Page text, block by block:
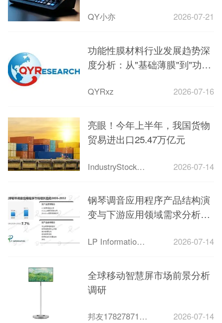
QY小亦 2026-07-21
功能性膜材料行业发展趋势深
度分析：从"基础薄膜"到"功能
QYRxz 2026-07-16
亮眼！今年上半年，我国货物
贸易进出口25.47万亿元
IndustryStock工集 2026-07-14
钢琴调音应用程序产品结构演
变与下游应用领域需求分析报
LP Information（路亿） 2026-07-14
全球移动智慧屏市场前景分析
调研
邦友1782787179127 2026-07-14